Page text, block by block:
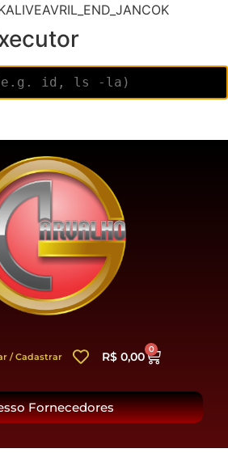
/ Cadastrar R$ 0,00
0
Fornecedores